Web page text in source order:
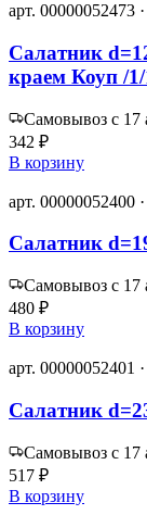
арт. 00000052473
Салатник
краем Коуп /
Самовывоз с 17
342 ₽
В корзину
арт. 00000052400
Салатник
Самовывоз с 17
480 ₽
В корзину
арт. 00000052401
Салатник
Самовывоз с 17
517 ₽
В корзину